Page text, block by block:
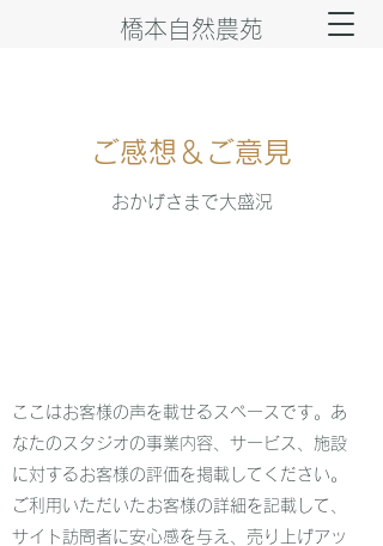
橋本自然農苑
ご感想＆ご意見
おかげさまで大盛況
ここはお客様の声を載せるスペースです。あ
なたのスタジオの事業内容、サービス、施設
に対するお客様の評価を掲載してください。
ご利用いただいたお客様の詳細を記載して、
サイト訪問者に安心感を与え、売り上げアッ